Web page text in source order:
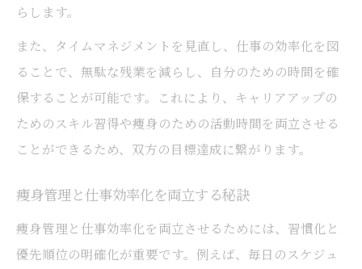
らします。
また、タイムマネジメントを見直し、仕事の効率化を図
ることで、無駄な残業を減らし、自分のための時間を確
保することが可能です。これにより、キャリアアップの
ためのスキル習得や痩身のための活動時間を両立させる
ことができるため、双方の目標達成に繋がります。
痩身管理と仕事効率化を両立する秘訣
痩身管理と仕事効率化を両立させるためには、習慣化と
優先順位の明確化が重要です。例えば、毎日のスケジュ